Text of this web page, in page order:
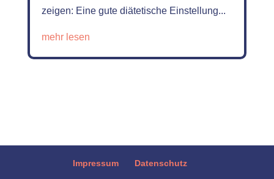
zeigen: Eine gute diätetische Einstellung...
mehr lesen
Impressum Datenschutz